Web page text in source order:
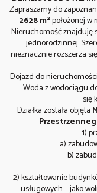
Zapraszamy do
2628 m2położonej
Nieruchomość znajduję
jednorodzinnej.
nieznacznie rozszerza
Dojazd do
Woda z wodociągu
się
Działka została objęta
1)
a)
b)
2) kształtowanie
usługowych – jako